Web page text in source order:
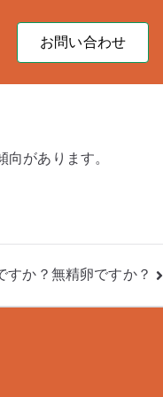
お問い合わせ
があります。
すか？無精卵ですか？